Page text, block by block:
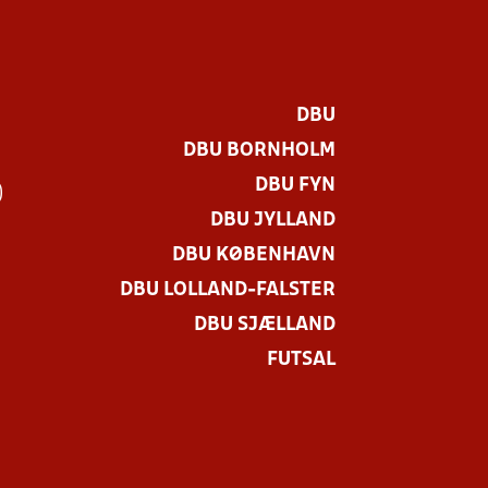
DBU
DBU BORNHOLM
DBU FYN
DBU JYLLAND
DBU KØBENHAVN
DBU LOLLAND-FALSTER
DBU SJÆLLAND
FUTSAL